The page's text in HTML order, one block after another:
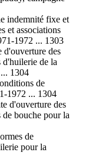
indemnité fixe et
et associations
1972 ... 1303
d'ouverture des
d'huilerie de la
1304
de
1972 ... 1304
d'ouverture des
de bouche pour la
de
pour la